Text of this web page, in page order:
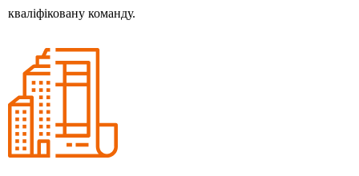
кваліфіковану команду.